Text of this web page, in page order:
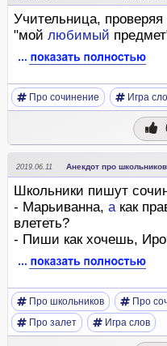
Учительница,
"мой любимый
Про сочинение Игра
2019.06.11 Анекдот про
Школьники пишут
- Марьиванна, акак
влететь?
- Пиши как хочешь,
Про школьников Про
Про залет
Игра слов